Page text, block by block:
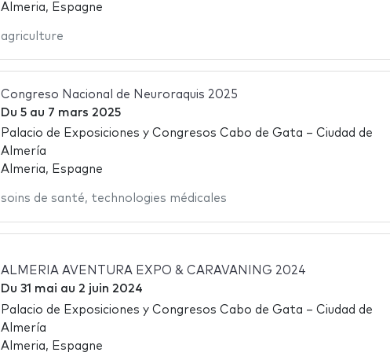
Almeria, Espagne
agriculture
Congreso Nacional de Neuroraquis 2025
Du 5au 7 mars 2025
Palacio de Exposiciones y Congresos Cabo de Gata – Ciudad de
Almería
Almeria, Espagne
soins de santé, technologies médicales
ALMERIA AVENTURA EXPO & CARAVANING 2024
Du 31 mai au 2 juin 2024
Palacio de Exposiciones y Congresos Cabo de Gata – Ciudad de
Almería
Almeria, Espagne